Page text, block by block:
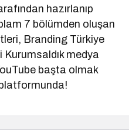
hazırlanıp
7 bölümden oluşan
Branding Türkiye
medya
başta olmak